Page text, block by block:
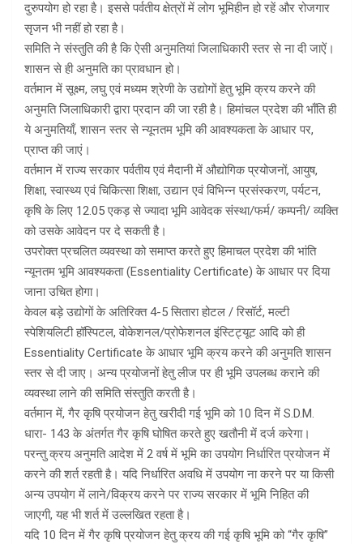
दुरुपयोग हो रहा है। इससे पर्वतीय क्षेत्रों में लोग भूमिहीन हो रहें और रोजगार
सृजन भी नहीं हो रहा है।
समिति ने संस्तुति की है कि ऐसी अनुमतियां जिलाधिकारी स्तर से ना दी जाऐं।
शासन से ही अनुमति का प्रावधान हो।
वर्तमान में सूक्ष्म, लघु एवं मध्यम श्रेणी के उद्योगों हेतु भूमि क्रय करने की
अनुमति जिलाधिकारी द्वारा प्रदान की जा रही है। हिमांचल प्रदेश की भाँति ही
ये अनुमतियाँ, शासन स्तर से न्यूनतम भूमि की आवश्यकता के आधार पर,
प्राप्त की जाएं।
वर्तमान में राज्य सरकार पर्वतीय एवं मैदानी में औद्योगिक प्रयोजनों, आयुष,
शिक्षा, स्वास्थ्य एवं चिकित्सा शिक्षा, उद्यान एवं विभिन्न प्रसंस्करण, पर्यटन,
कृषि के लिए 12.05 एकड़ से ज्यादा भूमि आवेदक संस्था/फर्म/ कम्पनी/ व्यक्ति
को उसके आवेदन पर दे सकती है।
उपरोक्त प्रचलित व्यवस्था को समाप्त करते हुए हिमाचल प्रदेश की भांति
न्यूनतम भूमि आवश्यकता (Essentiality Certificate) के आधार पर दिया
जाना उचित होगा।
केवल बड़े उद्योगों के अतिरिक्त 4-5 सितारा होटल / रिसॉर्ट, मल्टी
स्पेशियलिटी हॉस्पिटल, वोकेशनल/प्रोफेशनल इंस्टिट्यूट आदि को ही
Essentiality Certificate के आधार भूमि क्रय करने की अनुमति शासन
स्तर से दी जाए। अन्य प्रयोजनों हेतु लीज पर ही भूमि उपलब्ध कराने की
व्यवस्था लाने की समिति संस्तुति करती है।
वर्तमान में, गैर कृषि प्रयोजन हेतु खरीदी गई भूमि को 10 दिन में S.D.M.
धारा- 143 के अंतर्गत गैर कृषि घोषित करते हुए खतौनी में दर्ज करेगा।
परन्तु क्रय अनुमति आदेश में 2 वर्ष में भूमि का उपयोग निर्धारित प्रयोजन में
करने की शर्त रहती है। यदि निर्धारित अवधि में उपयोग ना करने पर या किसी
अन्य उपयोग में लाने/विक्रय करने पर राज्य सरकार में भूमि निहित की
जाएगी, यह भी शर्त में उल्लखित रहता है।
यदि 10 दिन में गैर कृषि प्रयोजन हेतु क्रय की गई कृषि भूमि को “गैर कृषि”